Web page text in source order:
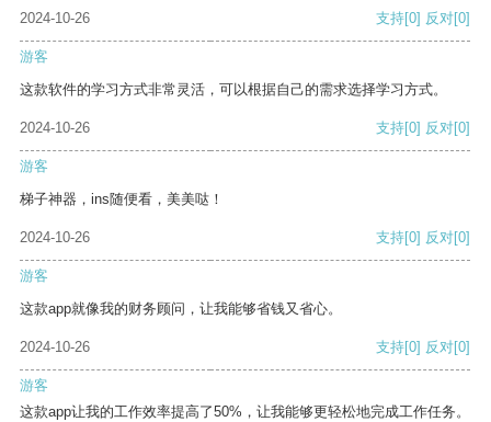
2024-10-26 支持[0] 反对[0]
游客
这款软件的学习方式非常灵活，可以根据自己的需求选择学习方式。
2024-10-26 支持[0] 反对[0]
游客
梯子神器，ins随便看，美美哒！
2024-10-26 支持[0] 反对[0]
游客
这款app就像我的财务顾问，让我能够省钱又省心。
2024-10-26 支持[0] 反对[0]
游客
这款app让我的工作效率提高了50%，让我能够更轻松地完成工作任务。